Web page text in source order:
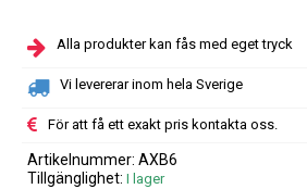
Alla produkter kan fås med eget tryck
Vi levererar inom hela Sverige
För att få ett exakt pris kontakta oss.
Artikelnummer: AXB6
Tillgänglighet: I lager